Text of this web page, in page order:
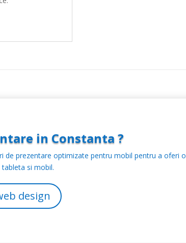
in Constanta ?
de prezentare optimizate pentru mobil pentru a oferi o
si mobil.
design